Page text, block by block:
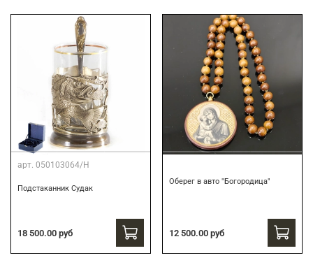
арт. 050103064/Н
Подстаканник Судак
18 500.00 руб
Оберег в авто "Богородица"
12 500.00 руб